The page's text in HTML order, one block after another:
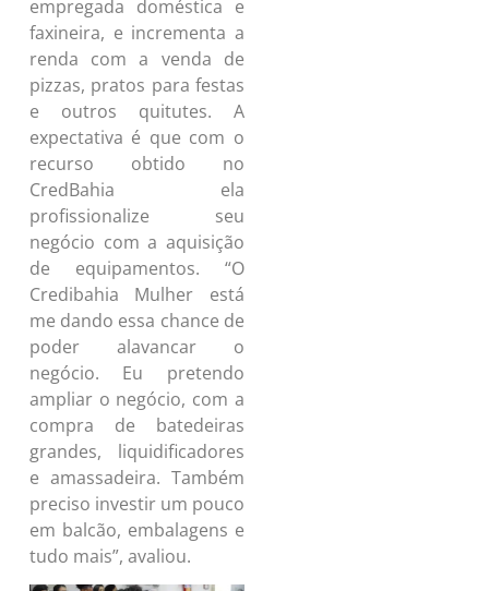
empregada doméstica e
faxineira, e incrementa a
renda com a venda de
pizzas, pratos para festas
e outros quitutes. A
expectativa é que com o
recurso obtido no
CredBahia ela
profissionalize seu
negócio com a aquisição
de equipamentos. “O
Credibahia Mulher está
me dando essa chance de
poder alavancar o
negócio. Eu pretendo
ampliar o negócio, com a
compra de batedeiras
grandes, liquidificadores
e amassadeira. Também
preciso investir um pouco
em balcão, embalagens e
tudo mais”, avaliou.